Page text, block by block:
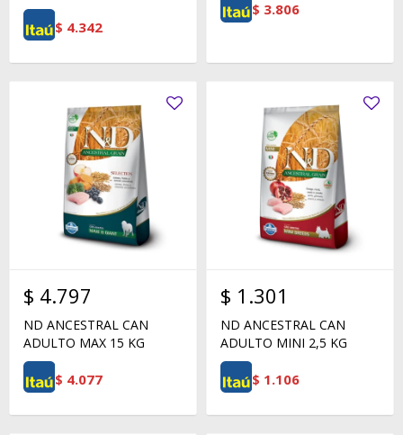
$ 4.342
$ 3.806
$ 4.797
ND ANCESTRAL CAN
ADULTO MAX 15 KG
$ 4.077
$ 1.301
ND ANCESTRAL CAN
ADULTO MINI 2,5 KG
$ 1.106